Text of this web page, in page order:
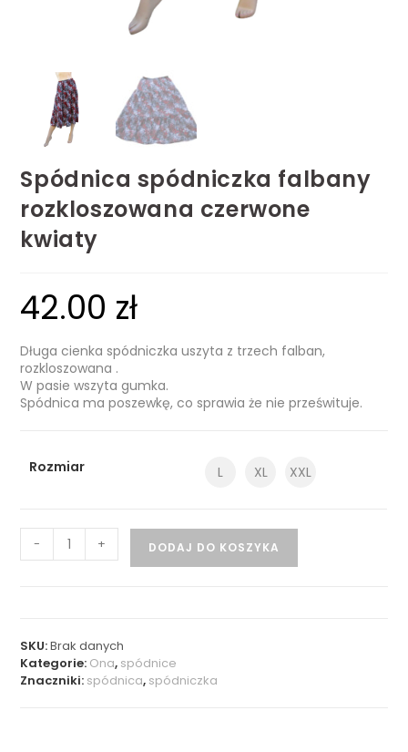
Spódnica spódniczka falbany
rozkloszowana czerwone
kwiaty
42.00 zł
Długa cienka spódniczka uszyta z trzech falban,
rozkloszowana .
W pasie wszyta gumka.
Spódnica ma poszewkę, co sprawia że nie prześwituje.
Rozmiar L XL XXL
- + DODAJ DO KOSZYKA
SKU:Brak danych
Kategorie: Ona, spódnice
Znaczniki: spódnica, spódniczka